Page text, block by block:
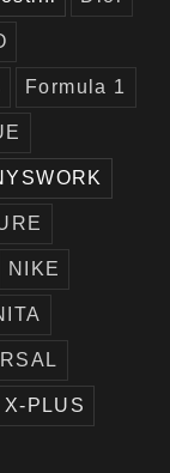
Formula 1
NIKE
X-PLUS